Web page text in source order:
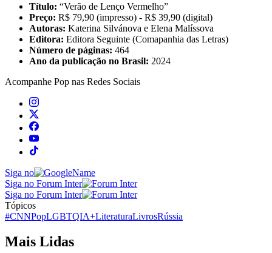
Título: “Verão de Lenço Vermelho”
Preço: R$ 79,90 (impresso) - R$ 39,90 (digital)
Autoras: Katerina Silvánova e Elena Malíssova
Editora: Editora Seguinte (Comapanhia das Letras)
Número de páginas: 464
Ano da publicação no Brasil: 2024
Acompanhe Pop nas Redes Sociais
Siga no
Siga no Forum Inter
Siga no Forum Inter
Tópicos
#CNNPopLGBTQIA+LiteraturaLivrosRússia
Mais Lidas